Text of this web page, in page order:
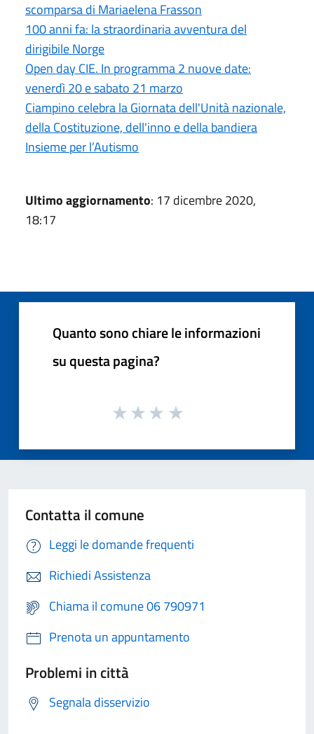
scomparsa di Mariaelena Frasson
100 anni fa: la straordinaria avventura del
dirigibile Norge
Open day CIE. In programma 2 nuove date:
venerdì 20 e sabato 21 marzo
Ciampino celebra la Giornata dell'Unità nazionale,
della Costituzione, dell'inno e della bandiera
Insieme per l’Autismo
Ultimo aggiornamento: 17 dicembre 2020,
18:17
Quanto sono chiare le informazioni
su questa pagina?
Contatta il comune
Leggi le domande frequenti
Richiedi Assistenza
Chiama il comune 06 790971
Prenota un appuntamento
Problemi in città
Segnala disservizio